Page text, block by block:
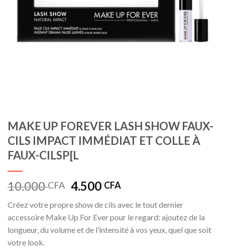
MAKE UP FOREVER LASH SHOW FAUX-
CILS IMPACT IMMÉDIAT ET COLLE À
FAUX-CILSP[L
10.000CFA Le
initial
était :
10.000 CFA.
4.500 CFALe
actuel
est :
4.500 CFA.
Créez votre propre show de cils avec le tout dernier
accessoire Make Up For Ever pour le regard: ajoutez de la
longueur, du volume et de l’intensité à vos yeux, quel que soit
votre look.